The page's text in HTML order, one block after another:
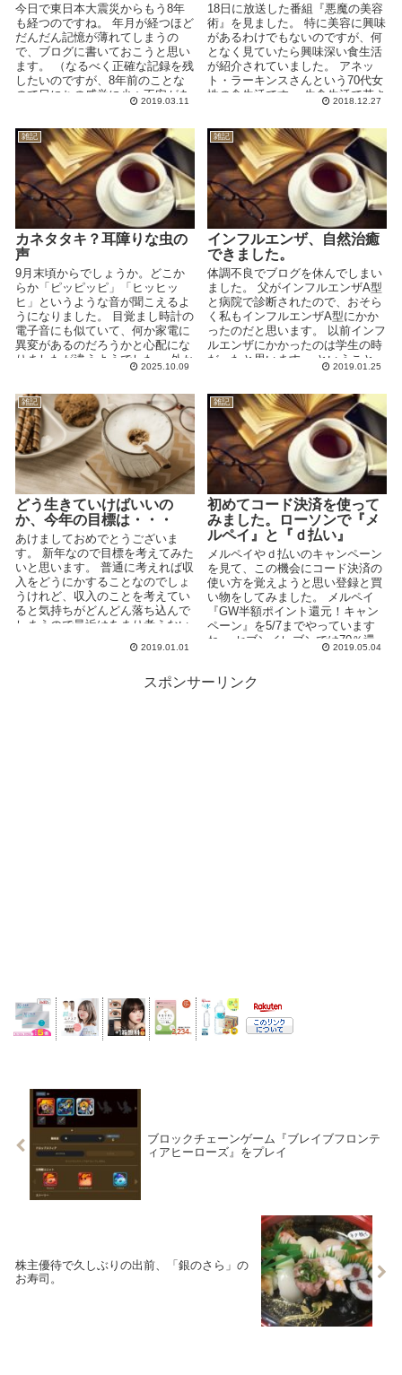
今日で東日本大震災からもう8年
も経つのですね。 年月が経つほど
だんだん記憶が薄れてしまうの
で、ブログに書いておこうと思い
ます。 （なるべく正確な記録を残
したいのですが、8年前のことな
ので日にちの感覚に少々不安があ
2019.03.11
18日に放送した番組『悪魔の美容
術』を見ました。 特に美容に興味
があるわけでもないのですが、何
となく見ていたら興味深い食生活
が紹介されていました。 アネッ
ト・ラーキンスさんという70代女
性の食生活です。 生食生活で若さ
2018.12.27
雑記
カネタタキ？耳障りな虫の
声
9月末頃からでしょうか。どこか
らか「ピッピッピ」「ヒッヒッ
ヒ」というような音が聞こえるよ
うになりました。 目覚まし時計の
電子音にも似ていて、何か家電に
異変があるのだろうかと心配にな
りましたが違うようでした。 外か
ら聞こえることに気が付き...
2025.10.09
雑記
インフルエンザ、自然治癒
できました。
体調不良でブログを休んでしまい
ました。 父がインフルエンザA型
と病院で診断されたので、おそら
く私もインフルエンザA型にかか
ったのだと思います。 以前インフ
ルエンザにかかったのは学生の時
だったと思います。 ということ
2019.01.25
雑記
どう生きていけばいいの
か、今年の目標は・・・
あけましておめでとうございま
す。 新年なので目標を考えてみた
いと思います。 普通に考えれば収
入をどうにかすることなのでしょ
うけれど、収入のことを考えてい
ると気持ちがどんどん落ち込んで
しまうので最近はあまり考えない
2019.01.01
雑記
初めてコード決済を使って
みました。ローソンで『メ
ルペイ』と『ｄ払い』
メルペイやｄ払いのキャンペーン
を見て、この機会にコード決済の
使い方を覚えようと思い登録と買
い物をしてみました。 メルペイ
『GW半額ポイント還元！キャン
ペーン』を5/7までやっています
ね。 セブンイレブンでは70％還
2019.05.04
スポンサーリンク
ブロックチェーンゲーム『ブレイブフロンテ
ィアヒーローズ』をプレイ
株主優待で久しぶりの出前、「銀のさら」の
お寿司。